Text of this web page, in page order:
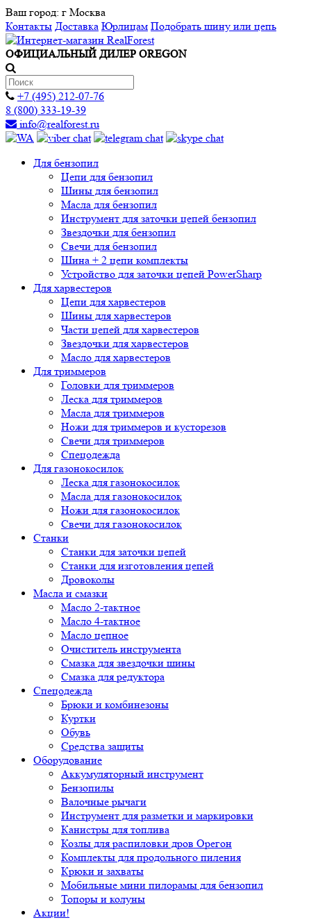
Ваш город: г Москва
Контакты Доставка Юрлицам Подобрать шину или цепь
ОФИЦИАЛЬНЫЙ ДИЛЕР OREGON
+7 (495) 212-07-76
8 (800) 333-19-39
info@realforest.ru
Для бензопил
Цепи для бензопил
Шины для бензопил
Масла для бензопил
Инструмент для заточки цепей бензопил
Звездочки для бензопил
Свечи для бензопил
Шина + 2 цепи комплекты
Устройство для заточки цепей PowerSharp
Для харвестеров
Цепи для харвестеров
Шины для харвестеров
Части цепей для харвестеров
Звездочки для харвестеров
Масло для харвестеров
Для триммеров
Головки для триммеров
Леска для триммеров
Масла для триммеров
Ножи для триммеров и кусторезов
Свечи для триммеров
Спецодежда
Для газонокосилок
Леска для газонокосилок
Масла для газонокосилок
Ножи для газонокосилок
Свечи для газонокосилок
Станки
Cтанки для заточки цепей
Станки для изготовления цепей
Дровоколы
Масла и смазки
Масло 2-тактное
Масло 4-тактное
Масло цепное
Очиститель инструмента
Смазка для звездочки шины
Смазка для редуктора
Спецодежда
Брюки и комбинезоны
Куртки
Обувь
Средства защиты
Оборудование
Аккумуляторный инструмент
Бензопилы
Валочные рычаги
Инструмент для разметки и маркировки
Канистры для топлива
Козлы для распиловки дров Орегон
Комплекты для продольного пиления
Крюки и захваты
Мобильные мини пилорамы для бензопил
Топоры и колуны
Акции!